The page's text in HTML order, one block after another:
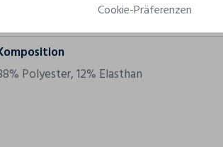
Polyester, 12% Elasthan
Cookie-Präferenzen